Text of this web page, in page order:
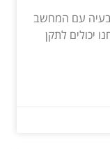
בעיה עם המחשב
יכולים לתקן